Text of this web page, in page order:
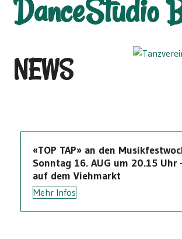
DanceStudio
NEWS
«TOP TAP» an den
Sonntag 16. AUG um 20.15
auf dem Viehmarkt
Mehr Infos